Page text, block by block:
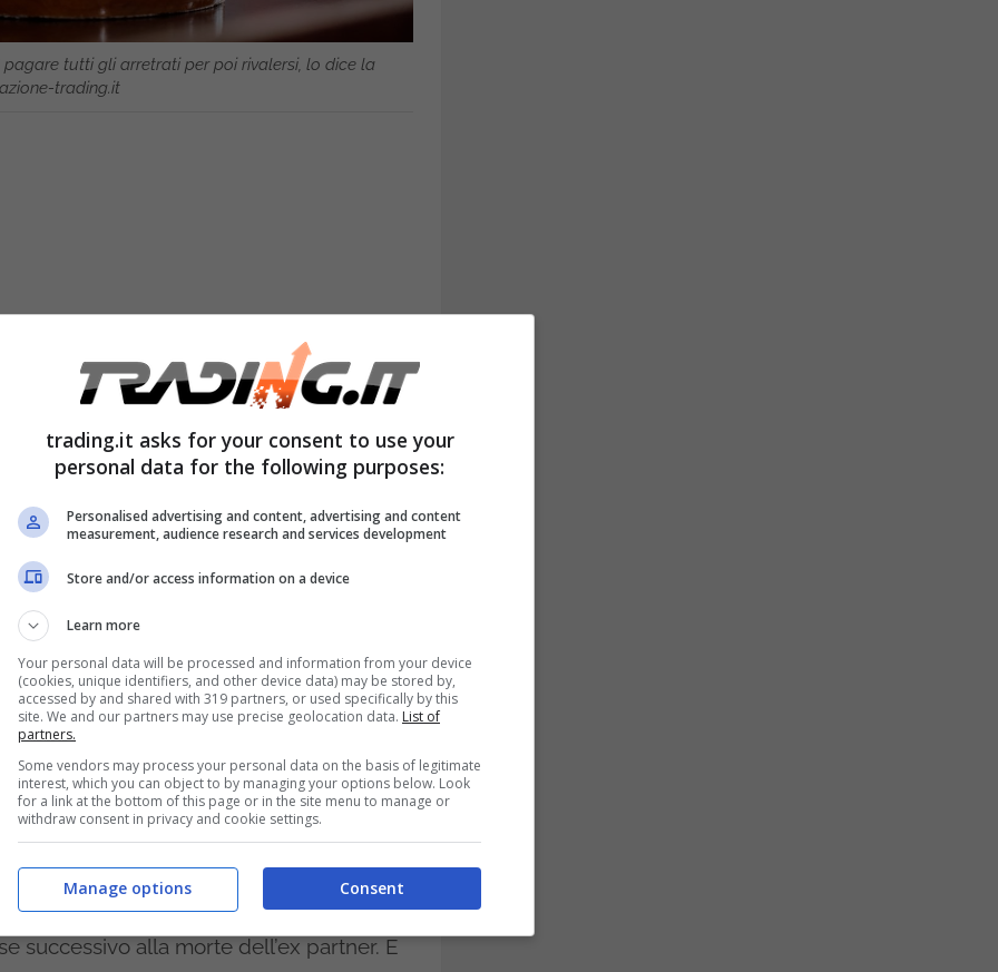
pagare tutti gli arretrati per poi rivalersi, lo dice la
trading.it
diritto a una parte della pensione,
di quella quota. E finora,
solo dal momento della richiesta
dalla Corte di Cassazione, che con
ha stabilito un principio molto chiaro:
spetta dal mese successivo al
una richiesta tempestiva, né una
da subito.
è automatica e
è il momento in cui nasce il diritto alla
ha stabilito che l’ex coniuge ha diritto
successivo alla morte dell’ex partner. E
trading.it asks for your consent to use your
personal data for the following purposes:
Personalised advertising and content, advertising and content
measurement, audience research and services development
Store and/or access information on a device
Learn more
Your personal data will be processed and information from your device
(cookies, unique identifiers, and other device data) may be stored by,
accessed by and shared with 319 partners, or used specifically by this
site. We and our partners may use precise geolocation data. List of
partners.
Some vendors may process your personal data on the basis of legitimate
interest, which you can object to by managing your options below. Look
for a link at the bottom of this page or in the site menu to manage or
withdraw consent in privacy and cookie settings.
Consent
Manage options